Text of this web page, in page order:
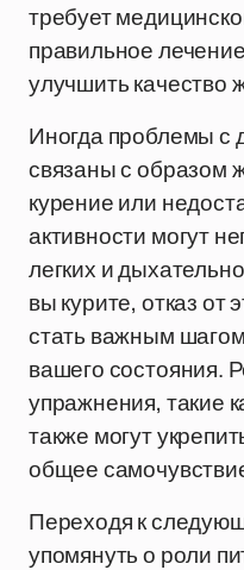
требует
правильное
улучшить качество
Иногда проблемы с
связаны с образом
курение или
активности могут
легких и
вы курите, отказ от
стать важным
вашего состояния.
упражнения, такие
также могут
общее
Переходя к
упомянуть о роли